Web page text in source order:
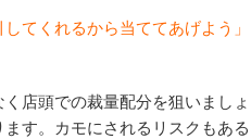
てくれるから当ててあげよう」
店頭での裁量配分を狙いましょ
す。カモにされるリスクもある